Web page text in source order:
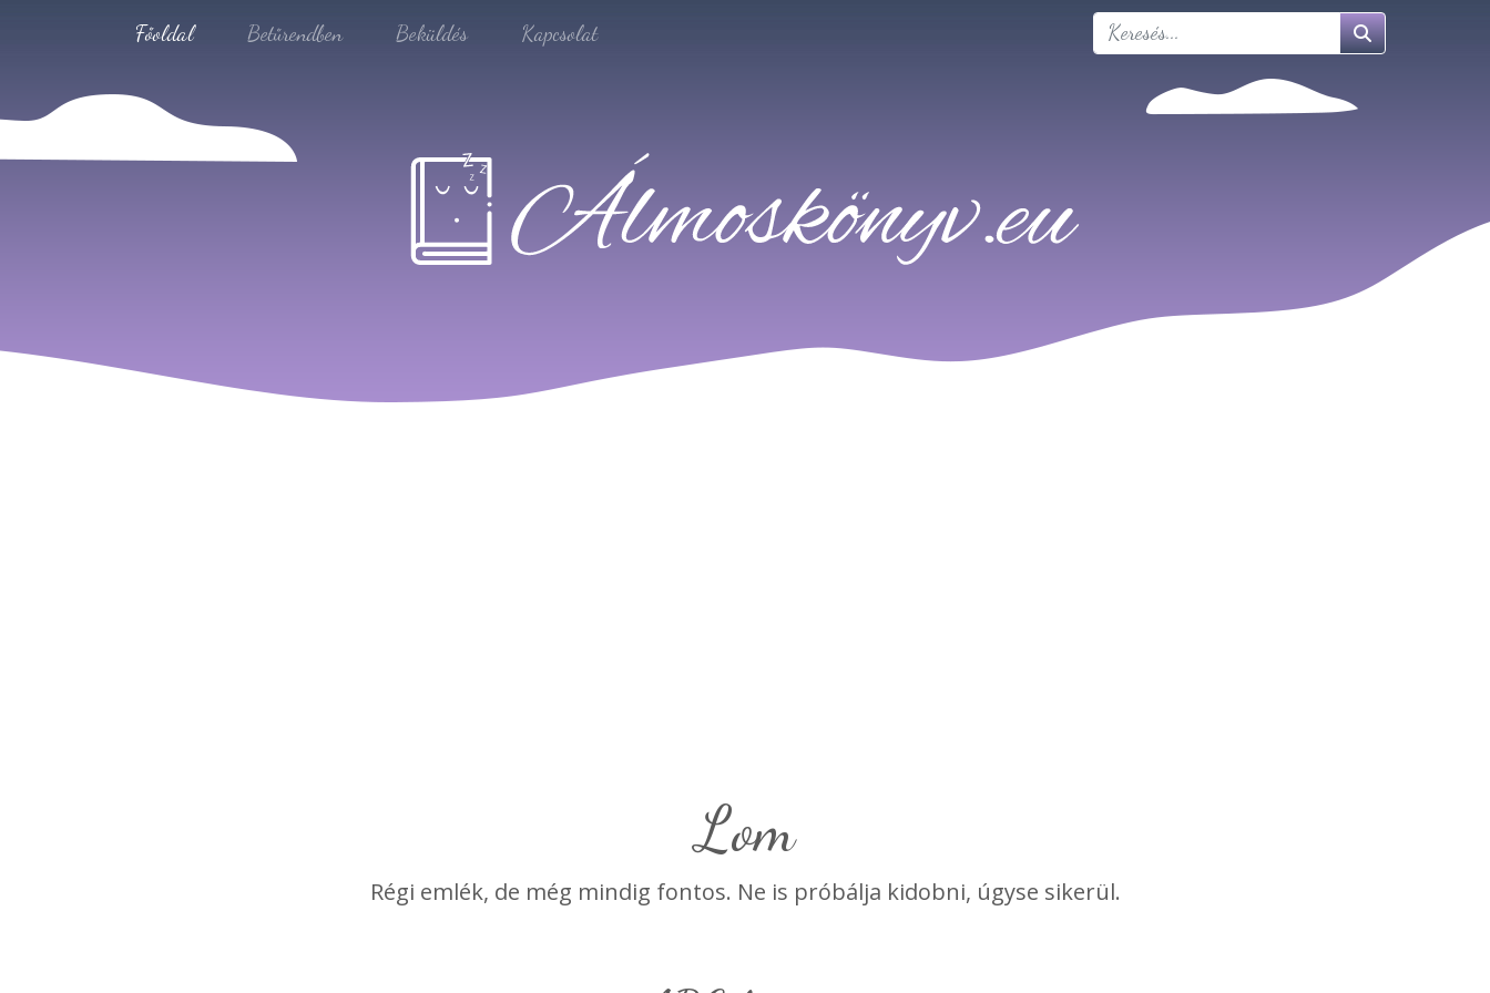
Főoldal Betűrendben Beküldés Kapcsolat
Lom
Régi emlék, de még mindig fontos. Ne is próbálja kidobni, úgyse sikerül.